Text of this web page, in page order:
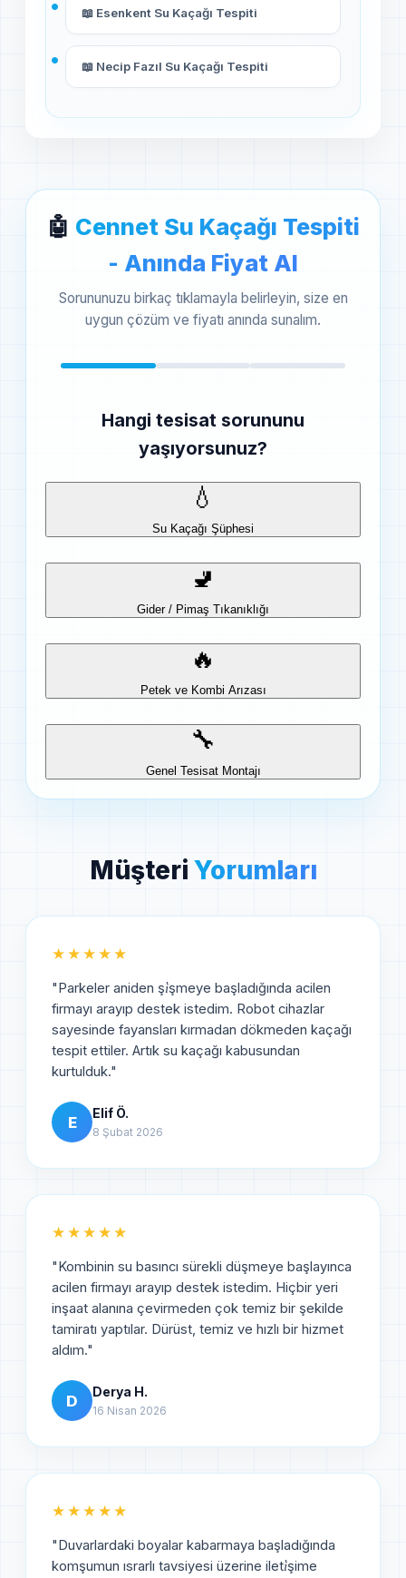
📖 Esenkent Su Kaçağı Tespiti
📖 Necip Fazıl Su Kaçağı Tespiti
🤖 Cennet Su Kaçağı Tespiti
- Anında Fiyat Al
Sorununuzu birkaç tıklamayla belirleyin, size en
uygun çözüm ve fiyatı anında sunalım.
Hangi tesisat sorununu
yaşıyorsunuz?
💧
Su Kaçağı Şüphesi
🚽
Gider / Pimaş Tıkanıklığı
🔥
Petek ve Kombi Arızası
🔧
Genel Tesisat Montajı
Müşteri Yorumları
★★★★★
"Parkeler aniden şi̇şmeye başladığında acilen
firmayı arayıp destek istedim. Robot cihazlar
sayesinde fayansları kırmadan dökmeden kaçağı
tespit ettiler. Artık su kaçağı kabusundan
kurtulduk."
E Elif Ö.
8 Şubat 2026
★★★★★
"Kombinin su basıncı sürekli düşmeye başlayınca
acilen firmayı arayıp destek istedim. Hiçbir yeri
inşaat alanına çevirmeden çok temiz bir şekilde
tamiratı yaptılar. Dürüst, temiz ve hızlı bir hizmet
aldım."
D Derya H.
16 Nisan 2026
★★★★★
"Duvarlardaki boyalar kabarmaya başladığında
komşumun ısrarlı tavsiyesi üzerine ileti̇şime